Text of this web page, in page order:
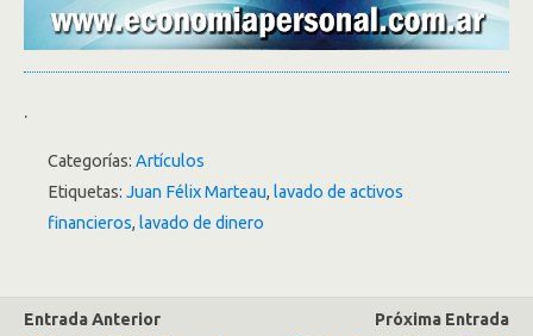
.
Categorías: Artículos
Etiquetas: Juan Félix Marteau, lavado de activos
financieros, lavado de dinero
Entrada Anterior
Próxima Entrada